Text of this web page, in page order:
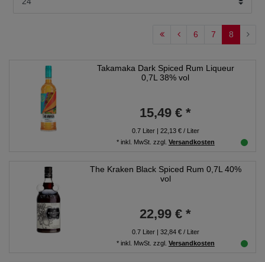
6 7 8
Takamaka Dark Spiced Rum Liqueur
0,7L 38% vol
15,49 € *
0.7Liter| 22,13 € / Liter
* inkl. MwSt. zzgl. Versandkosten
The Kraken Black Spiced Rum 0,7L 40%
vol
22,99 € *
0.7Liter| 32,84 € / Liter
* inkl. MwSt. zzgl. Versandkosten